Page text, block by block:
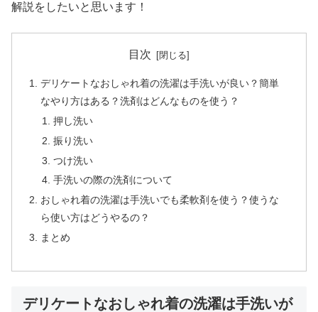
解説をしたいと思います！
目次
デリケートなおしゃれ着の洗濯は手洗いが良い？簡単
なやり方はある？洗剤はどんなものを使う？
押し洗い
振り洗い
つけ洗い
手洗いの際の洗剤について
おしゃれ着の洗濯は手洗いでも柔軟剤を使う？使うな
ら使い方はどうやるの？
まとめ
デリケートなおしゃれ着の洗濯は手洗いが